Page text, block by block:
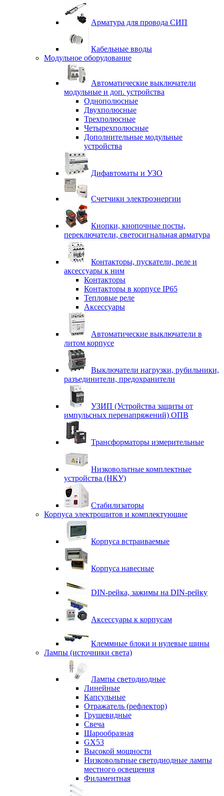
Арматура для провода СИП
Кабельные вводы
Модульное оборудование
Автоматические выключатели
модульные и доп. устройства
Однополюсные
Двухполюсные
Трехполюсные
Четырехполюсные
Дополнительные модульные
устройства
Дифавтоматы и УЗО
Счетчики электроэнергии
Кнопки, кнопочные посты,
переключатели, светосигнальная арматура
Контакторы, пускатели, реле и
аксессуары к ним
Контакторы
Контакторы в корпусе IP65
Тепловые реле
Аксессуары
Автоматические выключатели в
литом корпусе
Выключатели нагрузки, рубильники,
разъединители, предохранители
УЗИП (Устройства защиты от
импульсных перенапряжений) ОПВ
Трансформаторы измерительные
Низковольтные комплектные
устройства (НКУ)
Стабилизаторы
Корпуса электрощитов и комплектующие
Корпуса встраиваемые
Корпуса навесные
DIN-рейка, зажимы на DIN-рейку
Аксессуары к корпусам
Клеммные блоки и нулевые шины
Лампы (источники света)
Лампы светодиодные
Линейные
Капсульные
Отражатель (рефлектор)
Грушевидные
Свеча
Шарообразная
GX53
Высокой мощности
Низковольтные светодиодные лампы
местного освещения
Филаментная